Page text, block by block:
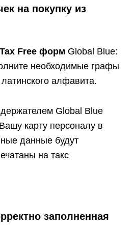
на покупку из
Tax Free форм Global Blue:
необходимые графы
алфавита.
Global Blue
карту персоналу в
данные будут
на такс
заполненная